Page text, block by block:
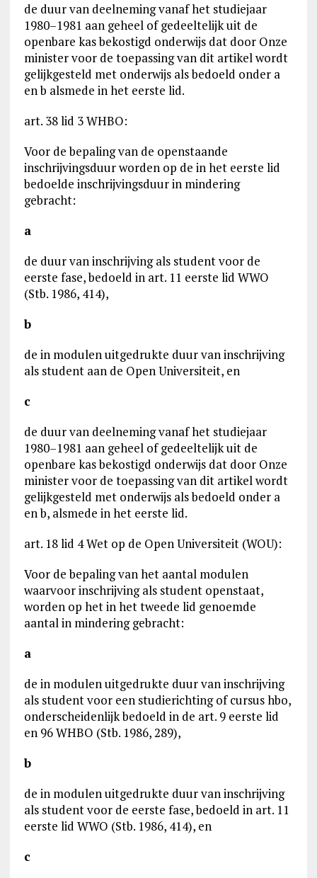
de duur van deelneming vanaf het studiejaar
1980–1981 aan geheel of gedeeltelijk uit de
openbare kas bekostigd onderwijs dat door Onze
minister voor de toepassing van dit artikel wordt
gelijkgesteld met onderwijs als bedoeld onder a
en b alsmede in het eerste lid.
art. 38 lid 3 WHBO:
Voor de bepaling van de openstaande
inschrijvingsduur worden op de in het eerste lid
bedoelde inschrijvingsduur in mindering
gebracht:
a
de duur van inschrijving als student voor de
eerste fase, bedoeld in art. 11 eerste lid WWO
(Stb. 1986, 414),
b
de in modulen uitgedrukte duur van inschrijving
als student aan de Open Universiteit, en
c
de duur van deelneming vanaf het studiejaar
1980–1981 aan geheel of gedeeltelijk uit de
openbare kas bekostigd onderwijs dat door Onze
minister voor de toepassing van dit artikel wordt
gelijkgesteld met onderwijs als bedoeld onder a
en b, alsmede in het eerste lid.
art. 18 lid 4 Wet op de Open Universiteit (WOU):
Voor de bepaling van het aantal modulen
waarvoor inschrijving als student openstaat,
worden op het in het tweede lid genoemde
aantal in mindering gebracht:
a
de in modulen uitgedrukte duur van inschrijving
als student voor een studierichting of cursus hbo,
onderscheidenlijk bedoeld in de art. 9 eerste lid
en 96 WHBO (Stb. 1986, 289),
b
de in modulen uitgedrukte duur van inschrijving
als student voor de eerste fase, bedoeld in art. 11
eerste lid WWO (Stb. 1986, 414), en
c